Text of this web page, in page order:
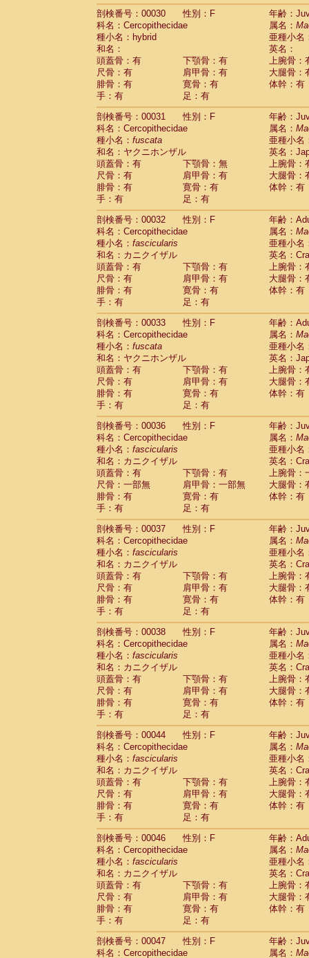
AtelidaeLagothrix lagothricha cana(0)
Pitheciidae
Cacajao calvus
PitheciidaeCallicebus cupreus(2)
Pitheciidae Callicebus donacophilus(0)
Pitheciidae Callicebus moloch(0)
Pitheciidae Callicebus torquatus(0)
Pitheciidae Callicebus
Pitheciidae Chiropotes satanas
Pitheciidae Pithecia monachus
Pitheciidae Pithecia pithecia (0)
Cercopithecidae Cercocebus agilis (0)
Cercopithecidae
Cercocebus
Cercopithecidae
Cercocebus
CercopithecidaeCercocebus
CercopithecidaeCercocebus
CercopithecidaeCercocebus hybrid(2)
CercopithecidaeCercocebus
CercopithecidaeLophocebus
Cercopithecidae
(0)
Cercopithecidae Papio cynocephalus
Cercopithecidae Papio hamadryas(1)
CercopithecidaePapio papio
CercopithecidaePapio
CercopithecidaeMandrillus
CercopithecidaeMandrillus sphinx
CercopithecidaeTheropithecus
CercopithecidaeMacaca arctoides(3)
Cercopithecidae Macaca assamensis
Cercopithecidae
Macaca
CercopithecidaeMacaca cyclopis (17)
CercopithecidaeMacaca fascicularis
CercopithecidaeMacaca fuscaca
CercopithecidaeMacaca fuscata
CercopithecidaeMacaca fuscata
CercopithecidaeMacaca maura(3)
Cercopithecidae Macaca mulatta(56)
Cercopithecidae Macaca nemestrina(3)
Cercopithecidae Macaca nigra(0)
CercopithecidaeMacaca radiata(27)
CercopithecidaeMacaca silenus(0)
CercopithecidaeMacaca sinica (1)
CercopithecidaeMacaca sylvanus
CercopithecidaeMacaca thibetana (0)
Cercopithecidae Macaca tonkeana (0)
Cercopithecidae hybrid(1)
Cercopithecidae (0)
CercopithecidaeAllenopithecus
CercopithecidaeCercopithecus
CercopithecidaeCercopithecus
CercopithecidaeCercopithecus
CercopithecidaeCercopithecus diana
CercopithecidaeCercopithecus
Cercopithecidae
Cercopithecus
Cercopithecidae
Cercopithecus mitis
CercopithecidaeCercopithecus mitis
CercopithecidaeCercopithecus mitis
CercopithecidaeCercopithecus mona
CercopithecidaeCercopithecus
CercopithecidaeCercopithecus
CercopithecidaeCercopithecus
Cercopithecidae
Cercopithecusspp.(0)
Cercopithecidae
Chlorocebus
CercopithecidaeChlorocebus
CercopithecidaeErythrocebus patas
CercopithecidaeMiopithecus talapoin
CercopithecidaeCercopithecinae spp.
CercopithecidaeColobus angolensis
CercopithecidaeColobus guereza (0)
Cercopithecidae Colobus polykomos
Cercopithecidae Piliocolobus badius
Cercopithecidae Kasi senex vetulus(1)
CercopithecidaeKasi senex
CercopithecidaeNasalis larvatus(0)
CercopithecidaePresbytes
CercopithecidaePygathrix nemaeus
CercopithecidaeSemnopithecus
Cercopithecidae
Trachypithecus
剖検番号：00030
性別：F
年齢：
科名：Cercopithecidae
属名：
種小名：hybrid
亜種小名
和名：
英名：
頭蓋骨：有
下顎骨：有
上腕骨：
尺骨：有
肩甲骨：有
大腿骨：
腓骨：有
寛骨：有
体幹：有
手：有
足：有
剖検番号：00031
性別：F
年齢：
科名：Cercopithecidae
属名：
種小名： fuscata
亜種小名
和名：ヤクニホンザル
英名：
頭蓋骨：有
下顎骨：無
上腕骨：
尺骨：有
肩甲骨：有
大腿骨：
腓骨：有
寛骨：有
体幹：有
手：有
足：有
剖検番号：00032
性別：F
年齢：
科名：Cercopithecidae
属名：
種小名： fascicularis
亜種小名
和名：カニクイザル
英名：
頭蓋骨：有
下顎骨：有
上腕骨：
尺骨：有
肩甲骨：有
大腿骨：
腓骨：有
寛骨：有
体幹：有
手：有
足：有
剖検番号：00033
性別：F
年齢：
科名：Cercopithecidae
属名：
種小名： fuscata
亜種小名
和名：ヤクニホンザル
英名：
頭蓋骨：有
下顎骨：有
上腕骨：
尺骨：有
肩甲骨：有
大腿骨：
腓骨：有
寛骨：有
体幹：有
手：有
足：有
剖検番号：00036
性別：F
年齢：
科名：Cercopithecidae
属名：
種小名： fascicularis
亜種小名
和名：カニクイザル
英名：
頭蓋骨：有
下顎骨：有
上腕骨：
尺骨：一部無
肩甲骨：一部無
大腿骨：
腓骨：有
寛骨：有
体幹：有
手：有
足：有
剖検番号：00037
性別：F
年齢：
科名：Cercopithecidae
属名：
種小名： fascicularis
亜種小名
和名：カニクイザル
英名：
頭蓋骨：有
下顎骨：有
上腕骨：
尺骨：有
肩甲骨：有
大腿骨：
腓骨：有
寛骨：有
体幹：有
手：有
足：有
剖検番号：00038
性別：F
年齢：
科名：Cercopithecidae
属名：
種小名： fascicularis
亜種小名
和名：カニクイザル
英名：
頭蓋骨：有
下顎骨：有
上腕骨：
尺骨：有
肩甲骨：有
大腿骨：
腓骨：有
寛骨：有
体幹：有
手：有
足：有
剖検番号：00044
性別：F
年齢：
科名：Cercopithecidae
属名：
種小名： fascicularis
亜種小名
和名：カニクイザル
英名：
頭蓋骨：有
下顎骨：有
上腕骨：
尺骨：有
肩甲骨：有
大腿骨：
腓骨：有
寛骨：有
体幹：有
手：有
足：有
剖検番号：00046
性別：F
年齢：
科名：Cercopithecidae
属名：
種小名： fascicularis
亜種小名
和名：カニクイザル
英名：
頭蓋骨：有
下顎骨：有
上腕骨：
尺骨：有
肩甲骨：有
大腿骨：
腓骨：有
寛骨：有
体幹：有
手：有
足：有
剖検番号：00047
性別：F
年齢：
科名：Cercopithecidae
属名：